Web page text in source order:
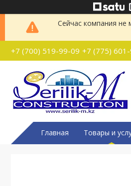
Сейчас компания не
+7 (700) 519-99-09 +7 (775)
Главная Товары и